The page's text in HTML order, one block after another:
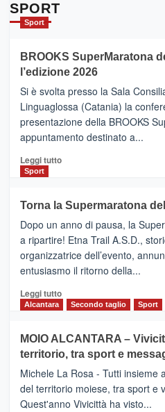
con
la
Al
via
i
collegamenti
SPORT
Sport
BROOKS SuperMaratona
l’edizione 2026
Si è svolta presso la Sala
Linguaglossa (Catania) la
presentazione della BROOKS
appuntamento destinato a...
Leggi tuttoLeggi
BROOKS
SuperMaratona
dell’Etna,
presentata
l’edizione
2026
Sport
Torna la Supermaratona
Dopo un anno di pausa, la
a ripartire! Etna Trail A.S.D.,
organizzatrice dell’evento,
entusiasmo il ritorno della...
Leggi tuttoLeggi
Torna
la
Supermaratona
dell’Etna
Alcantara Secondo taglio Sport
MOIO ALCANTARA –
territorio, tra sport e
Michele La Rosa - Tutti insieme
del territorio moiese, tra sport e
Quest'anno Vivicittà ha visto...